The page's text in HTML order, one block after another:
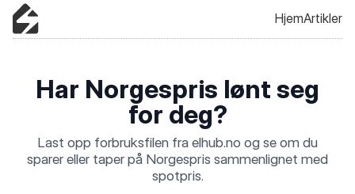
HjemArtikler
Har Norgespris lønt seg
for deg?
Last opp forbruksfilen fra elhub.no og se om du
sparer eller taper på Norgespris sammenlignet med
spotpris.